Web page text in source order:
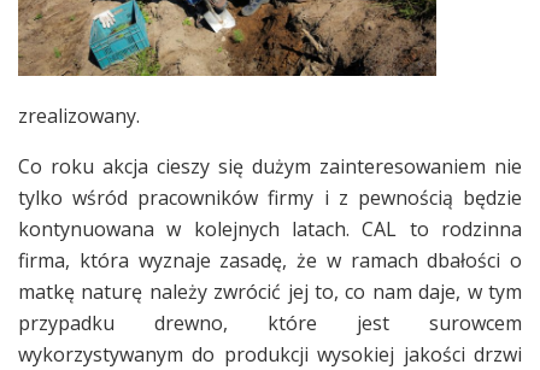
zrealizowany.
Co roku akcja cieszy się dużym zainteresowaniem nie
tylko wśród pracowników firmy i z pewnością będzie
kontynuowana w kolejnych latach. CAL to rodzinna
firma, która wyznaje zasadę, że w ramach dbałości o
matkę naturę należy zwrócić jej to, co nam daje, w tym
przypadku drewno, które jest surowcem
wykorzystywanym do produkcji wysokiej jakości drzwi